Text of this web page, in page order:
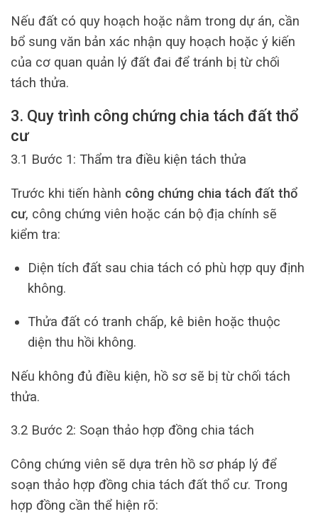
Nếu đất có quy hoạch hoặc nằm trong dự án, cần
bổ sung văn bản xác nhận quy hoạch hoặc ý kiến
của cơ quan quản lý đất đai để tránh bị từ chối
tách thửa.
3. Quy trình công chứng chia tách đất thổ
cư
3.1 Bước 1: Thẩm tra điều kiện tách thửa
Trước khi tiến hành công chứng chia tách đất thổ
cư, công chứng viên hoặc cán bộ địa chính sẽ
kiểm tra:
Diện tích đất sau chia tách có phù hợp quy định
không.
Thửa đất có tranh chấp, kê biên hoặc thuộc
diện thu hồi không.
Nếu không đủ điều kiện, hồ sơ sẽ bị từ chối tách
thửa.
3.2 Bước 2: Soạn thảo hợp đồng chia tách
Công chứng viên sẽ dựa trên hồ sơ pháp lý để
soạn thảo hợp đồng chia tách đất thổ cư. Trong
hợp đồng cần thể hiện rõ: